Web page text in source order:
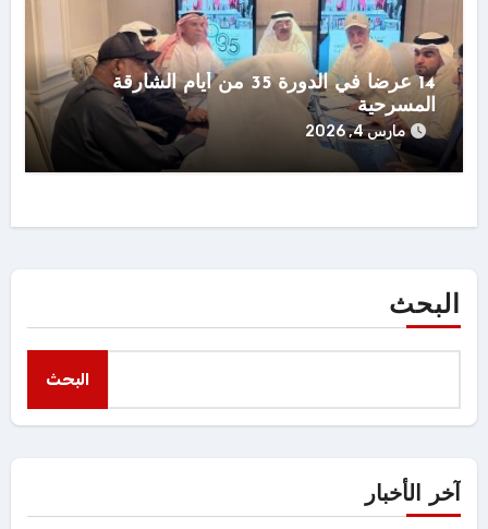
14 عرضاً في الدورة 35 من أيام الشارقة
المسرحية
مارس 4, 2026
البحث
البحث
آخر الأخبار